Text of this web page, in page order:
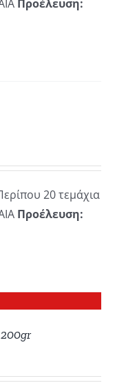
Προέλευση:
20 τεμάχια
Προέλευση: